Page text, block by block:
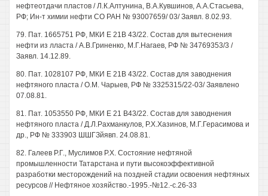
нефтеотдачи пластов / Л.К.Алтунина, В.А.Кувшинов, А.А.Стасьева,
РФ; Ин-т химии нефти СО РАН № 93007659/ 03/ Заявл. 8.02.93.
79. Пат. 1665751 РФ, МКИ Е 21В 43/22. Состав для вытеснения
нефти из лласта / А.В.Гриненко, М.Г.Нагаев, РФ № 34769353/3 /
Заявл. 14.12.89.
80. Пат. 1028107 РФ, МКИ Е 21В 43/22. Состав для заводнения
нефтяного пласта / О.М. Чарыев, РФ № 3325315/22-03/ Заявлено
07.08.81.
81. Пат. 1053550 РФ, МКИ Е 21 В43/22. Состав для заводнения
нефтяного пласта / Д.Л.Рахманкулов, Р.Х.Хазинов, М.Г.Герасимова и
др., РФ № 333903 ШШГЗйявп. 24.08.81.
82. Галеев Р.Г., Муслимов Р.Х. Состояние нефтяной
промышленности Татарстана и пути высокоэффективной
разработки месторождений на поздней стадии освоения нефтяных
ресурсов // Нефтяное хозяйство.-1995.-№12.-с.26-33